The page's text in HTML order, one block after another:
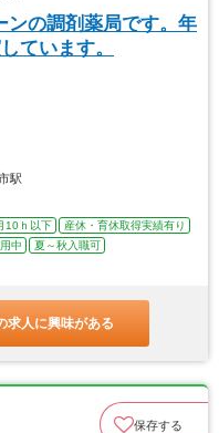
ンの調剤薬局です。年
ています。
駅
10ｈ以下
産休・育休取得実績有り
中
夏～秋入職可
求人に興味がある
保存する